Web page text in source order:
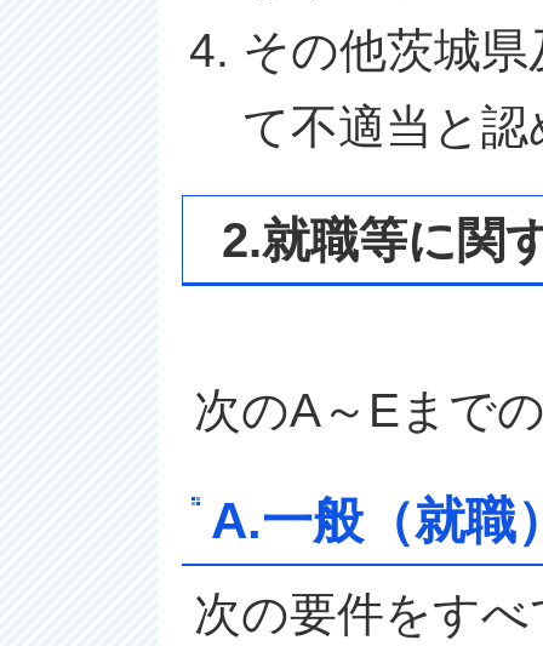
その他茨城
て不適当と
2.就職等に関
次のA～Eまで
A.一般（就職
次の要件をす